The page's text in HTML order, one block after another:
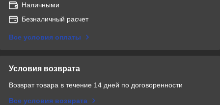
Наличными
Безналичный расчет
Все условия оплаты
Условия возврата
Возврат товара в течение 14 дней по договоренности
Все условия возврата